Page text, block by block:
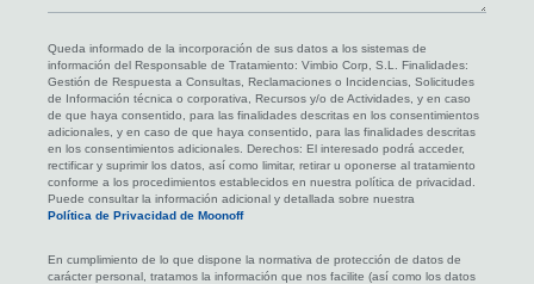
Queda informado de la incorporación de sus datos a los sistemas de
información del Responsable de Tratamiento: Vimbio Corp, S.L. Finalidades:
Gestión de Respuesta a Consultas, Reclamaciones o Incidencias, Solicitudes
de Información técnica o corporativa, Recursos y/o de Actividades, y en caso
de que haya consentido, para las finalidades descritas en los consentimientos
adicionales, y en caso de que haya consentido, para las finalidades descritas
en los consentimientos adicionales. Derechos: El interesado podrá acceder,
rectificar y suprimir los datos, así como limitar, retirar u oponerse al tratamiento
conforme a los procedimientos establecidos en nuestra política de privacidad.
Puede consultar la información adicional y detallada sobre nuestra
Política de Privacidad de Moonoff
En cumplimiento de lo que dispone la normativa de protección de datos de
carácter personal, tratamos la información que nos facilite (así como los datos